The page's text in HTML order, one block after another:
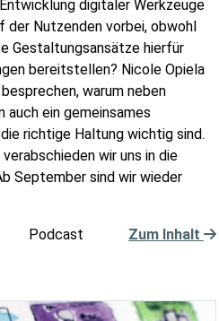
digitaler Werkzeuge
der Nutzenden vorbei, obwohl
Gestaltungsansätze hierfür
bereitstellen? Nicole Opiela
warum neben
auch ein gemeinsames
richtige Haltung wichtig sind.
wir uns in die
September sind wir wieder
Podcast Zum Inhalt